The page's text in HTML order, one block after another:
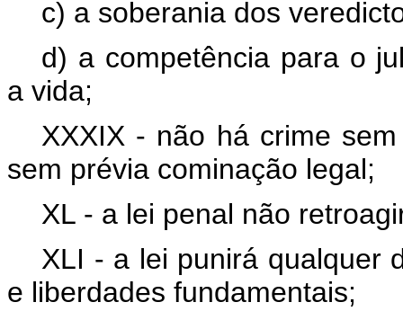
c) a soberania dos
d) a competência para o
a vida;
XXXIX - não há crime
sem prévia cominação legal;
XL - a lei penal não
XLI - a lei punirá qualquer
e liberdades fundamentais;